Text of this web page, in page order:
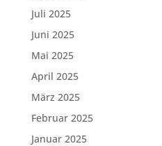
Juli 2025
Juni 2025
Mai 2025
April 2025
März 2025
Februar 2025
Januar 2025